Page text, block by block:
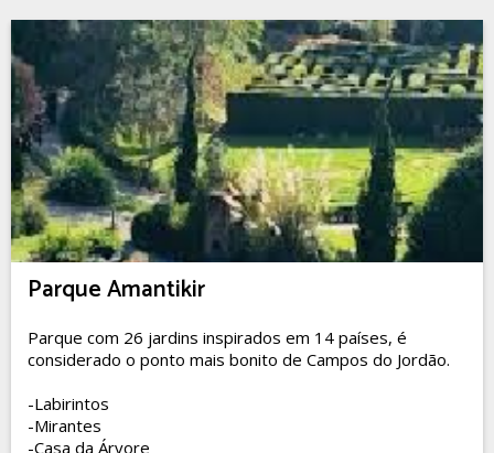
Parque Amantikir
Parque com 26 jardins inspirados em 14 países, é
considerado o ponto mais bonito de Campos do Jordão.
-Labirintos
-Mirantes
-Casa da Árvore